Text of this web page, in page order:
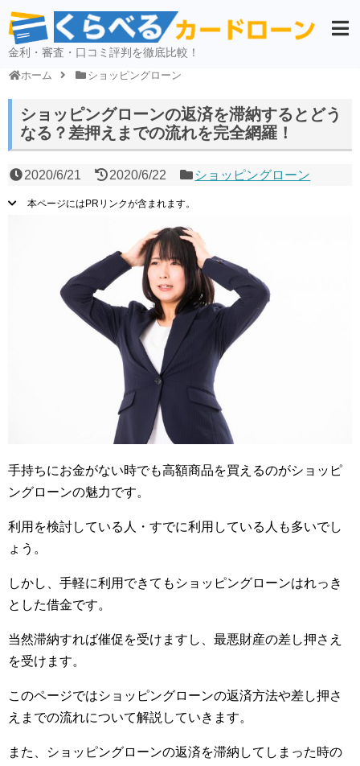
金利・審査・口コミ評判を徹底比較！
ホーム ショッピングローン
ショッピングローンの返済を滞納するとどう
なる？差押えまでの流れを完全網羅！
2020/6/21 2020/6/22 ショッピングローン
本ページにはPRリンクが含まれます。
手持ちにお金がない時でも高額商品を買えるのがショッピ
ングローンの魅力です。
利用を検討している人・すでに利用している人も多いでし
ょう。
しかし、手軽に利用できてもショッピングローンはれっき
とした借金です。
当然滞納すれば催促を受けますし、最悪財産の差し押さえ
を受けます。
このページではショッピングローンの返済方法や差し押さ
えまでの流れについて解説していきます。
また、ショッピングローンの返済を滞納してしまった時の